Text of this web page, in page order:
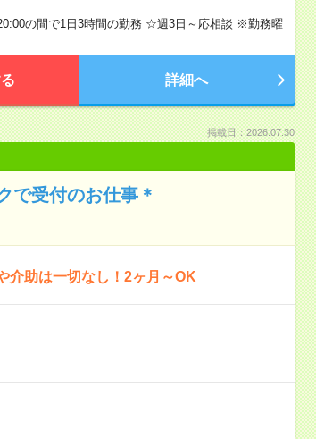
の間で1日3時間の勤務 ☆週3日～応相談 ※勤務曜
詳細へ
掲載日：2026.07.30
受付のお仕事＊
介助は一切なし！2ヶ月～OK